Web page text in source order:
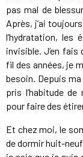
pas mal de
Après, j’ai
l’hydratation, les
invisible. J’en
fil des années, je
besoin. Depuis
pris l’habitude de
pour faire des
Et chez moi, le
de dormir huit-